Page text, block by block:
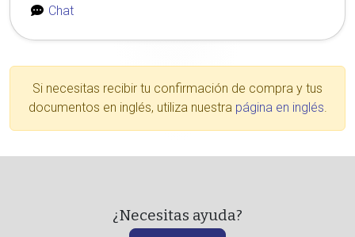
Chat
Si necesitas recibir tu confirmación de compra y tus
documentos en inglés, utiliza nuestra página en inglés.
¿Necesitas ayuda?